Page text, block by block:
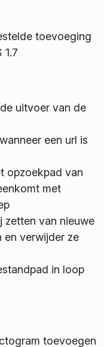
toevoeging
uitvoer van de
een url is
opzoekpad van
met
zetten van nieuwe
en verwijder ze
in loop
toevoegen